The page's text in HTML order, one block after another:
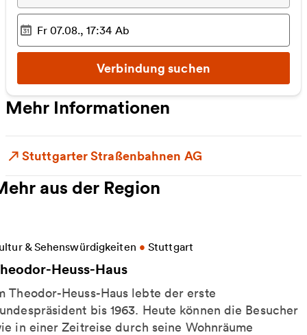
Ausgewählter Zeitpunkt
Fr 07.08., 17:34 Ab
Verbindung suchen
Mehr Informationen
Stuttgarter Straßenbahnen AG
aus der Region
& Sehenswürdigkeiten • Stuttgart
Heuss-Haus
Theodor-Heuss-Haus lebte der erste
bis 1963. Heute können die Besucher
in einer Zeitreise durch seine Wohnräume
Informationen zu Theodor-Heuss-Haus